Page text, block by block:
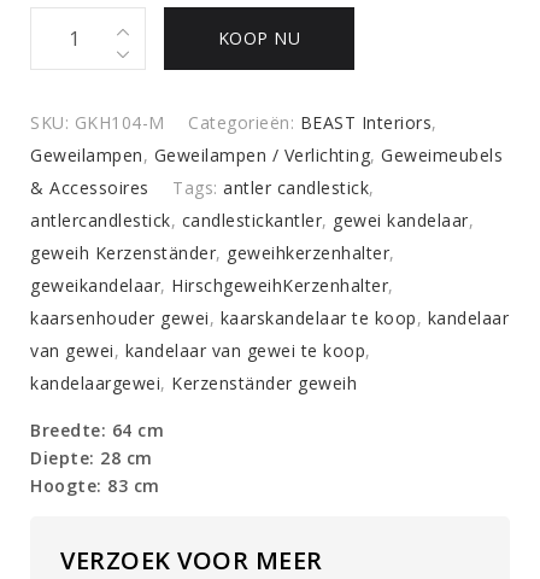
Kandelaar
quantity
KOOP NU
SKU: GKH104-M Categorieën: BEAST Interiors,
Geweilampen, Geweilampen / Verlichting, Geweimeubels
& Accessoires
Tags: antler candlestick,
antlercandlestick, candlestickantler, gewei kandelaar,
geweih Kerzenständer, geweihkerzenhalter,
geweikandelaar, HirschgeweihKerzenhalter,
kaarsenhouder gewei, kaarskandelaar te koop, kandelaar
van gewei, kandelaar van gewei te koop,
kandelaargewei, Kerzenständer geweih
Breedte: 64 cm
Diepte: 28 cm
Hoogte: 83 cm
VERZOEK VOOR MEER